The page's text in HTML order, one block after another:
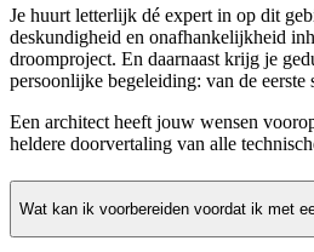
Je huurt letterlijk dé expert in op dit
deskundigheid en onafhankelijkheid
droomproject. En daarnaast krijg je
persoonlijke begeleiding: van de eerste
Een architect heeft jouw wensen
heldere doorvertaling van alle
Wat kan ik voorbereiden voordat ik met